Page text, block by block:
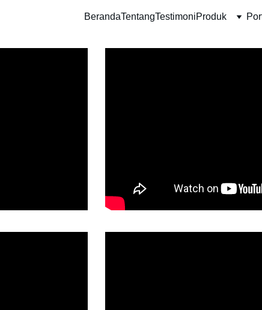
BerandaTentangTestimoniProduk